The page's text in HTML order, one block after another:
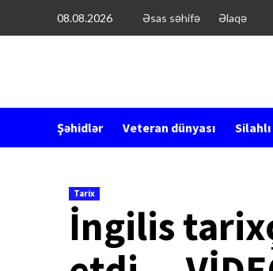
08.08.2026 Əsas səhifə Əlaqə
Şəhidlər Veteran dünyası
Tarix
İngilis